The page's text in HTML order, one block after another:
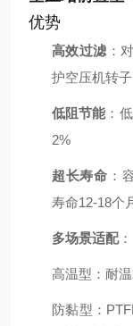
优势
高效过滤 ：
护空压机转子
低阻节能 ：
2%
超长寿命 ：
寿命12-18个
多场景适配：
高温型：耐
防黏型：